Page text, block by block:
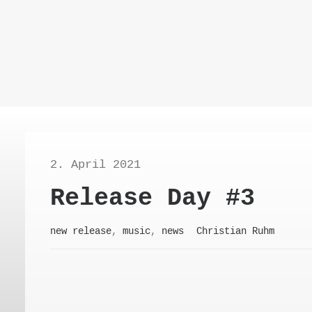
2. April 2021
Release Day #3
new release, music, news Christian Ruhm